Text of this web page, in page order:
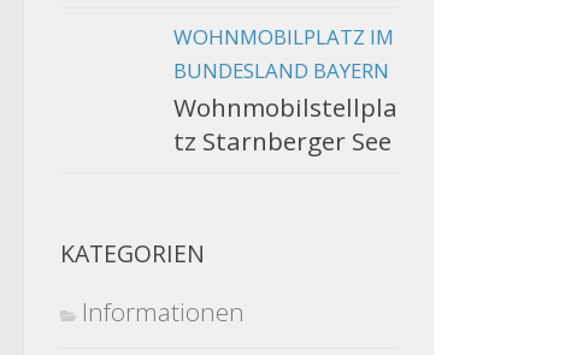
WOHNMOBILPLATZ IM
BUNDESLAND BAYERN
Wohnmobilstellpla
tz Starnberger See
KATEGORIEN
Informationen